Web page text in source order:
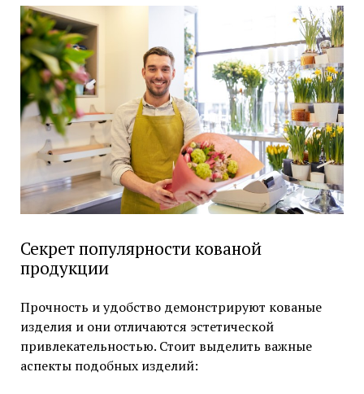
Секрет популярности кованой
продукции
Прочность и удобство демонстрируют кованые
изделия и они отличаются эстетической
привлекательностью. Стоит выделить важные
аспекты подобных изделий: